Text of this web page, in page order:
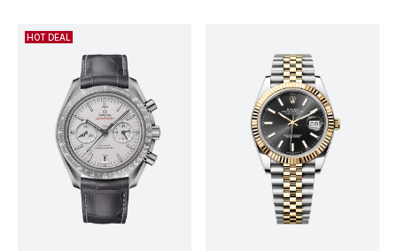
HOT DEAL